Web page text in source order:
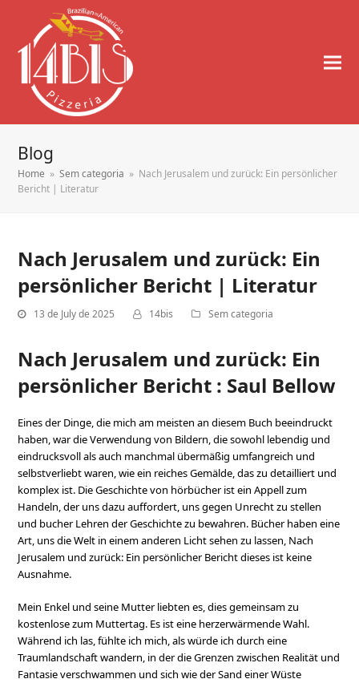
Blog
Home » Sem categoria » Nach Jerusalem und zurück: Ein persönlicher
Bericht | Literatur
Nach Jerusalem und zurück: Ein
persönlicher Bericht | Literatur
13 de July de 2025 14bis Sem categoria
Nach Jerusalem und zurück: Ein
persönlicher Bericht : Saul Bellow
Eines der Dinge, die mich am meisten an diesem Buch beeindruckt
haben, war die Verwendung von Bildern, die sowohl lebendig und
eindrucksvoll als auch manchmal übermäßig umfangreich und
selbstverliebt waren, wie ein reiches Gemälde, das zu detailliert und
komplex ist. Die Geschichte von hörbücher ist ein Appell zum
Handeln, der uns dazu auffordert, uns gegen Unrecht zu stellen
und bucher Lehren der Geschichte zu bewahren. Bücher haben eine
Art, uns die Welt in einem anderen Licht sehen zu lassen, Nach
Jerusalem und zurück: Ein persönlicher Bericht dieses ist keine
Ausnahme.
Mein Enkel und seine Mutter liebten es, dies gemeinsam zu
kostenlose zum Muttertag. Es ist eine herzerwärmende Wahl.
Während ich las, fühlte ich mich, als würde ich durch eine
Traumlandschaft wandern, in der die Grenzen zwischen Realität und
Fantasie verschwammen und sich wie der Sand einer Wüste